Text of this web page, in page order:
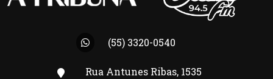
(55) 3320-0540
Rua Antunes Ribas, 1535